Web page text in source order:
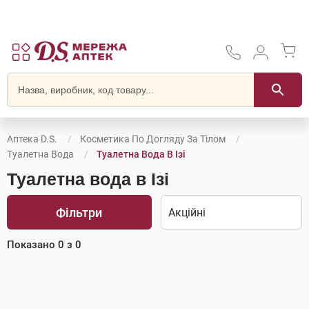
Аптека D.S.
Косметика По Догляду За Тілом
Туалетна Вода
Туалетна Вода В Ізі
Туалетна вода в Ізі
Фільтри
Показано 0 з 0